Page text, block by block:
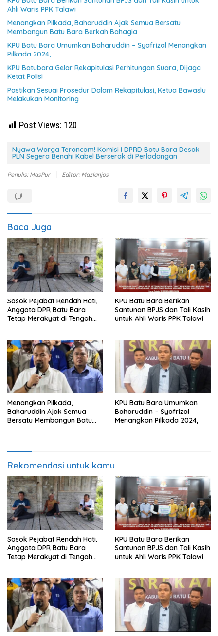
Ahli Waris PPK Talawi
Menangkan Pilkada, Baharuddin Ajak Semua Bersatu
Membangun Batu Bara Berkah Bahagia
KPU Batu Bara Umumkan Baharuddin – Syafrizal Menangkan
Pilkada 2024,
KPU Batubara Gelar Rekapitulasi Perhitungan Suara, Dijaga
Ketat Polisi
Pastikan Sesuai Prosedur Dalam Rekapitulasi, Ketua Bawaslu
Melakukan Monitoring
Post Views: 120
Nyawa Warga Terancam! Komisi I DPRD Batu Bara Desak
PLN Segera Benahi Kabel Berserak di Perladangan
Penulis: MasPur Editor: Mazlanjos
Baca Juga
Sosok Pejabat Rendah Hati,
Anggota DPR Batu Bara
Tetap Merakyat di Tengah
KPU Batu Bara Berikan
Santunan BPJS dan Tali Kasih
untuk Ahli Waris PPK Talawi
Menangkan Pilkada,
Baharuddin Ajak Semua
Bersatu Membangun Batu
KPU Batu Bara Umumkan
Baharuddin – Syafrizal
Menangkan Pilkada 2024,
Rekomendasi untuk kamu
Sosok Pejabat Rendah Hati,
Anggota DPR Batu Bara
Tetap Merakyat di Tengah
KPU Batu Bara Berikan
Santunan BPJS dan Tali Kasih
untuk Ahli Waris PPK Talawi